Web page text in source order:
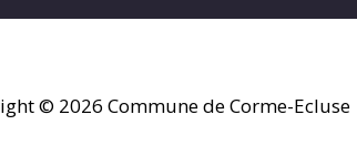
© 2026 Commune de Corme-Ecluse